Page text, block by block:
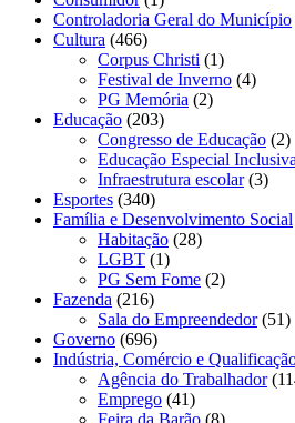
Controladoria Geral do Município
Cultura (466)
Corpus Christi (1)
Festival de Inverno (4)
PG Memória (2)
Educação (203)
Congresso de Educação (2)
Educação Especial Inclusiva
Infraestrutura escolar(3)
Esportes (340)
Família e Desenvolvimento Social
Habitação (28)
LGBT (1)
PG Sem Fome (2)
Fazenda (216)
Sala do Empreendedor(51)
Governo (696)
Indústria, Comércio e
Agência do Trabalhador
Emprego (41)
Feira da Barão (8)